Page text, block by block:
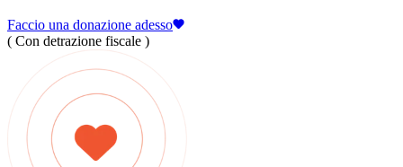
Faccio una donazione adesso
( Con detrazione fiscale )